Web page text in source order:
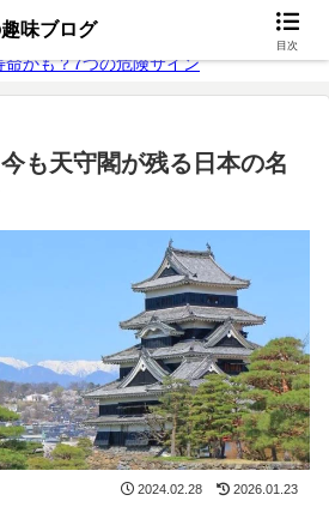
命かも？7つの危険サイン
今も天守閣が残る日本の名
2024.02.28 2026.01.23
味ブログ
目次